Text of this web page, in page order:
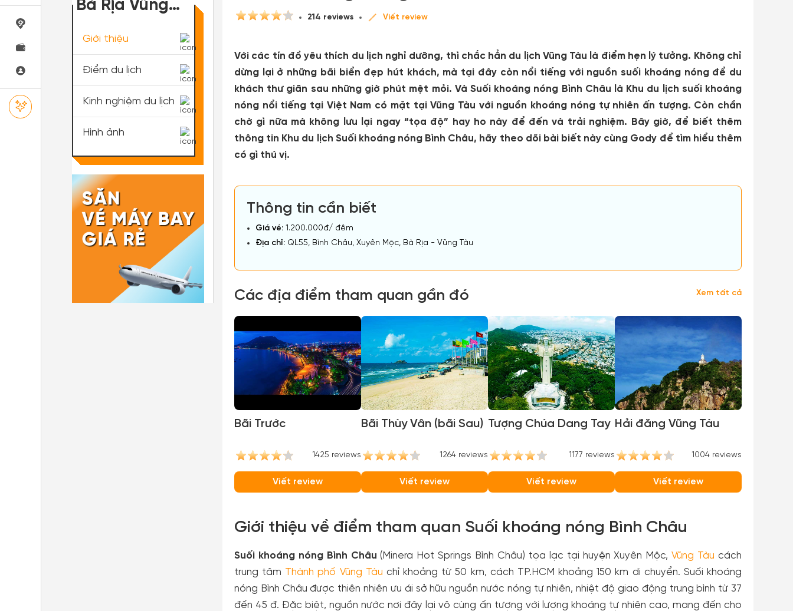
214 reviews Viết review
Với các tín đồ yêu thích du lịch nghỉ dưỡng, thì chắc hẳn du lịch Vũng Tàu là điểm hẹn lý tưởng. Không chỉ
dừng lại ở những bãi biển đẹp hút khách, mà tại đây còn nổi tiếng với nguồn suối khoáng nóng để du
khách thư giãn sau những giờ phút mệt mỏi. Và Suối khoáng nóng Bình Châu là Khu du lịch suối khoáng
nóng nổi tiếng tại Việt Nam có mặt tại Vũng Tàu với nguồn khoáng nóng tự nhiên ấn tượng. Còn chần
chờ gì nữa mà không lưu lại ngay “tọa độ” hay ho này để đến và trải nghiệm. Bây giờ, để biết thêm
thông tin Khu du lịch Suối khoáng nóng Bình Châu, hãy theo dõi bài biết này cùng Gody để tìm hiểu thêm
có gì thú vị.
Thông tin cần biết
Giá vé: 1.200.000đ/ đêm
Địa chỉ: QL55, Bình Châu, Xuyên Mộc, Bà Rịa - Vũng Tàu
Các địa điểm tham quan gần đó Xem tất cả
Bãi Trước
1425 reviews
Viết review
Bãi Thùy Vân (bãi Sau)
1264 reviews
Viết review
Tượng Chúa Dang Tay
1177 reviews
Viết review
Hải đăng Vũng Tàu
1004 reviews
Viết review
Giới thiệu về điểm tham quan Suối khoáng nóng Bình Châu
Suối khoáng nóng Bình Châu (Minera Hot Springs Bình Châu) tọa lạc tại huyện Xuyên Mộc,Vũng Tàu cách
trung tâm Thành phố Vũng Tàu chỉ khoảng từ 50 km, cách TP.HCM khoảng 150 km di chuyển. Suối khoáng
nóng Bình Châu được thiên nhiên ưu ái sở hữu nguồn nước nóng tự nhiên, nhiệt độ giao động trung bình từ 37
đến 45 đ. Đặc biệt, nguồn nước nơi đây lại vô cùng ấn tượng với lượng khoáng tự nhiên cao, mang đến cho
Bà Rịa Vũng
Giới thiệu
Điểm du lịch
Kinh nghiệm du lịch
Hình ảnh